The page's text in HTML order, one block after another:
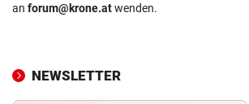
an forum@krone.atwenden.
NEWSLETTER